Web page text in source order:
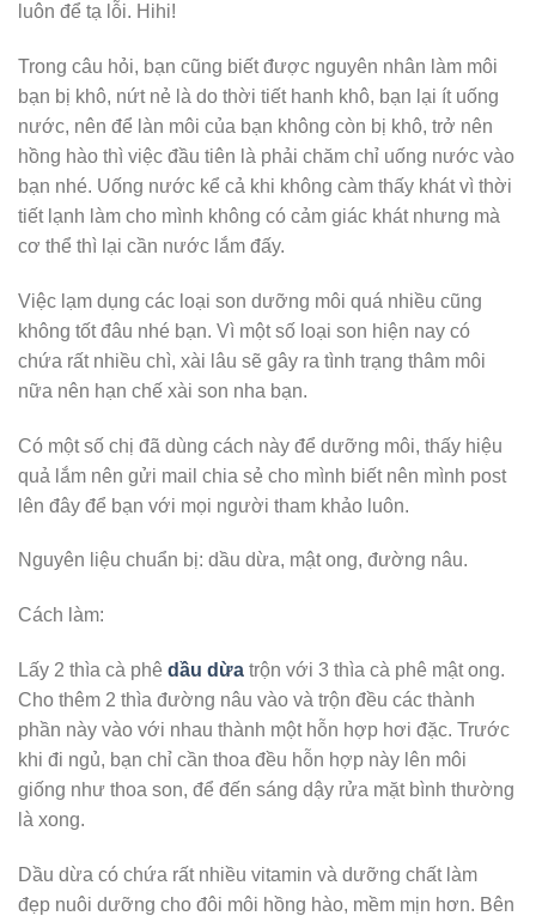
luôn để tạ lỗi. Hihi!
Trong câu hỏi, bạn cũng biết được nguyên nhân làm môi
bạn bị khô, nứt nẻ là do thời tiết hanh khô, bạn lại ít uống
nước, nên để làn môi của bạn không còn bị khô, trở nên
hồng hào thì việc đầu tiên là phải chăm chỉ uống nước vào
bạn nhé. Uống nước kể cả khi không càm thấy khát vì thời
tiết lạnh làm cho mình không có cảm giác khát nhưng mà
cơ thể thì lại cần nước lắm đấy.
Việc lạm dụng các loại son dưỡng môi quá nhiều cũng
không tốt đâu nhé bạn. Vì một số loại son hiện nay có
chứa rất nhiều chì, xài lâu sẽ gây ra tình trạng thâm môi
nữa nên hạn chế xài son nha bạn.
Có một số chị đã dùng cách này để dưỡng môi, thấy hiệu
quả lắm nên gửi mail chia sẻ cho mình biết nên mình post
lên đây để bạn với mọi người tham khảo luôn.
Nguyên liệu chuẩn bị: dầu dừa, mật ong, đường nâu.
Cách làm:
Lấy 2 thìa cà phê dầu dừa trộn với 3 thìa cà phê mật ong.
Cho thêm 2 thìa đường nâu vào và trộn đều các thành
phần này vào với nhau thành một hỗn hợp hơi đặc. Trước
khi đi ngủ, bạn chỉ cần thoa đều hỗn hợp này lên môi
giống như thoa son, để đến sáng dậy rửa mặt bình thường
là xong.
Dầu dừa có chứa rất nhiều vitamin và dưỡng chất làm
đẹp nuôi dưỡng cho đôi môi hồng hào, mềm mịn hơn. Bên